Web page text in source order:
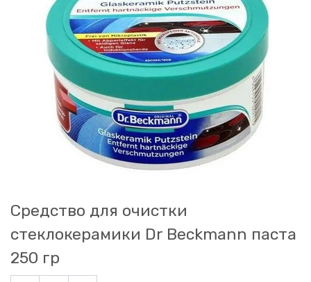
Средство для очистки
стеклокерамики Dr Beckmann паста
250 гр